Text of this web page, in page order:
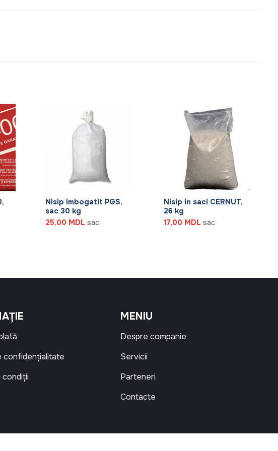
Nisip imbogatit PGS,
sac 30 kg
25,00 MDL sac
Nisip in saci CERNUT,
26 kg
17,00 MDL sac
confidențialitate
condiții
MENIU
Despre companie
Servicii
Parteneri
Contacte